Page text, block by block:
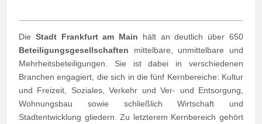
Die Stadt Frankfurt am Main hält an deutlich über 650
Beteiligungsgesellschaften mittelbare, unmittelbare und
Mehrheitsbeteiligungen. Sie ist dabei in verschiedenen
Branchen engagiert, die sich in die fünf Kernbereiche: Kultur
und Freizeit, Soziales, Verkehr und Ver- und Entsorgung,
Wohnungsbau sowie schließlich Wirtschaft und
Stadtentwicklung gliedern. Zu letzterem Kernbereich gehört